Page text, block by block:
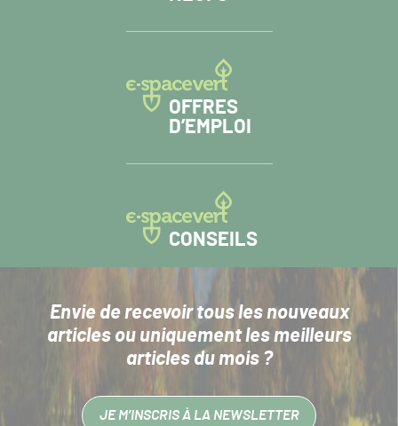
OFFRES
D’EMPLOI
CONSEILS
Envie de recevoir tous les nouveaux
articlesou uniquement les meilleurs
articles du mois ?
JE M’INSCRIS À LA NEWSLETTER